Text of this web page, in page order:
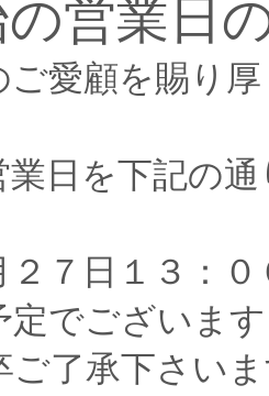
営業日
ご愛顧を賜り
業日を下記の
２７日１３：
定でございま
ご了承下さい